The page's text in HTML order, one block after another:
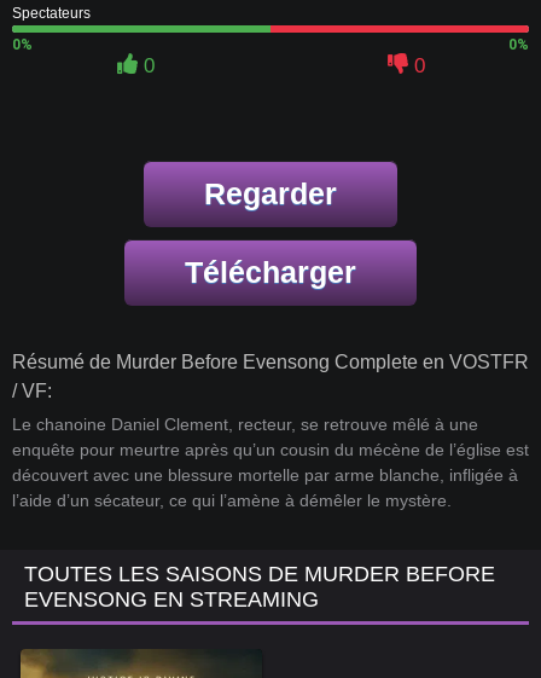
Spectateurs
0%
0%
0 0
Regarder
Télécharger
Résumé de Murder Before Evensong Complete en VOSTFR
/ VF:
Le chanoine Daniel Clement, recteur, se retrouve mêlé à une
enquête pour meurtre après qu’un cousin du mécène de l’église est
découvert avec une blessure mortelle par arme blanche, infligée à
l’aide d’un sécateur, ce qui l’amène à démêler le mystère.
TOUTES LES SAISONS DE MURDER BEFORE
EVENSONG EN STREAMING